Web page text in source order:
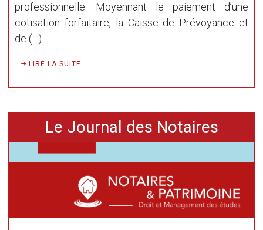
professionnelle. Moyennant le paiement d’une
cotisation forfaitaire, la Caisse de Prévoyance et
de (…)
LIRE LA SUITE ...
Le Journal des Notaires